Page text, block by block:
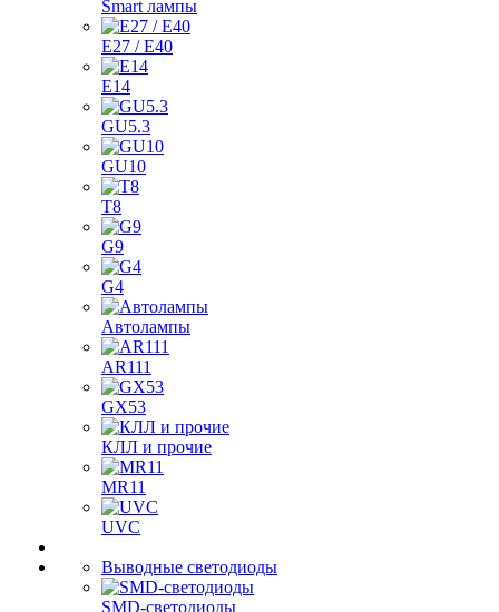
Smart лампы
E27 / E40
E14
GU5.3
GU10
T8
G9
G4
Автолампы
AR111
GX53
КЛЛ и прочие
MR11
UVC
Выводные светодиоды
SMD-светодиоды